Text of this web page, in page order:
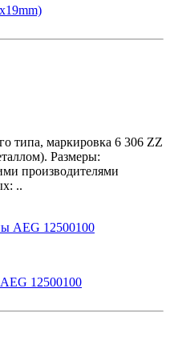
типа, маркировка 6 306 ZZ
Размеры:
производителями
..
12500100